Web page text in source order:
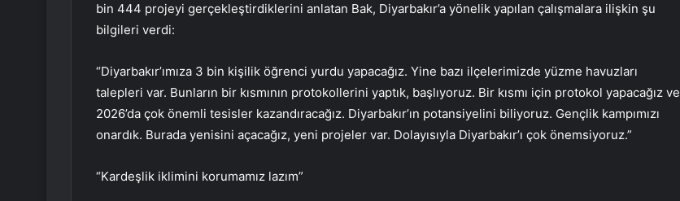
bin 444 projeyi gerçekleştirdiklerini anlatan Bak, Diyarbakır’a yönelik yapılan çalışmalara ilişkin şu
bilgileri verdi:
“Diyarbakır’ımıza 3 bin kişilik öğrenci yurdu yapacağız. Yine bazı ilçelerimizde yüzme havuzları
talepleri var. Bunların bir kısmının protokollerini yaptık, başlıyoruz. Bir kısmı için protokol yapacağız ve
2026’da çok önemli tesisler kazandıracağız. Diyarbakır’ın potansiyelini biliyoruz. Gençlik kampımızı
onardık. Burada yenisini açacağız, yeni projeler var. Dolayısıyla Diyarbakır’ı çok önemsiyoruz.”
“Kardeşlik iklimini korumamız lazım”